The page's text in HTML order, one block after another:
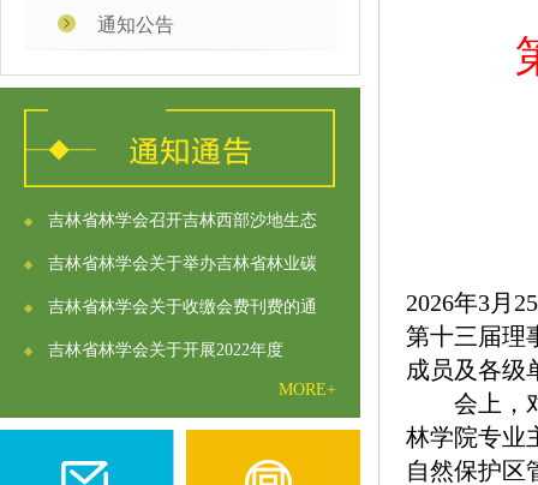
通知公告
吉林省林学会召开吉林西部沙地生态
吉林省林学会关于举办吉林省林业碳
吉林省林学会关于收缴会费刊费的通
吉林省林学会关于开展2022年度
MORE+
2026年3月
第十三届理
成员及各级
会上，对
林学院专业
自然保护区